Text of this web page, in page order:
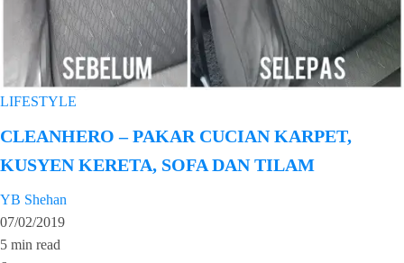
LIFESTYLE
CLEANHERO – PAKAR CUCIAN KARPET,
KUSYEN KERETA, SOFA DAN TILAM
YB Shehan
07/02/2019
5 min read